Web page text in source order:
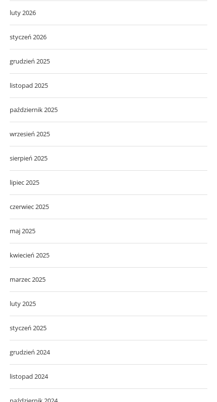
luty 2026
styczeń 2026
grudzień 2025
listopad 2025
październik 2025
wrzesień 2025
sierpień 2025
lipiec 2025
czerwiec 2025
maj 2025
kwiecień 2025
marzec 2025
luty 2025
styczeń 2025
grudzień 2024
listopad 2024